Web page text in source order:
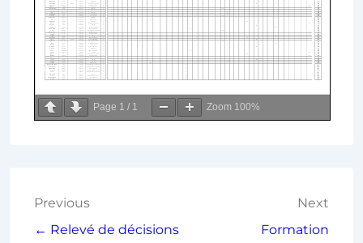
Page 1 / 1 Zoom 100%
Previous
← Relevé de décisions
Next
Formation